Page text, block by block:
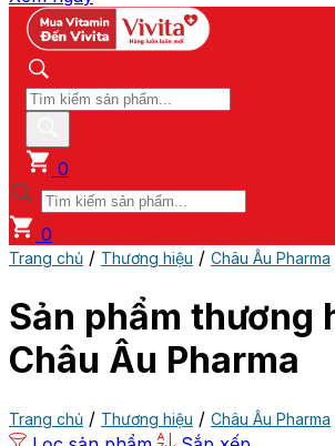
0
0
Trang chủ / Thương hiệu / Châu Âu Pharma
Sản phẩm thương
Châu Âu Pharma
Trang chủ / Thương hiệu / Châu Âu Pharma